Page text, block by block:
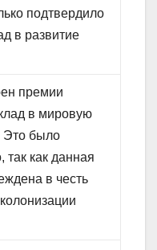
подтвердило
в развитие
премии
в мировую
Это было
так как данная
в честь